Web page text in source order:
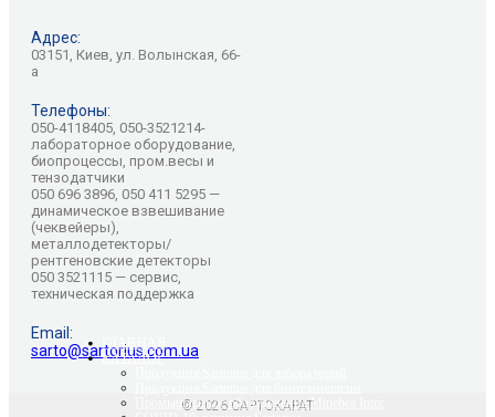
Адрес:
03151, Киев, ул. Волынская, 66-
а
Телефоны:
050-4118405, 050-3521214-
лабораторное оборудование,
биопроцессы, пром.весы и
тензодатчики
050 696 3896, 050 411 5295 —
динамическое взвешивание
(чеквейеры),
металлодетекторы/
рентгеновские детекторы
050 3521115 — сервис,
техническая поддержка
Email:
sarto@sartorius.com.ua
© 2026 САРТОКАРАТ
ГЛАВНАЯ
КАТАЛОГ
Промышленное оборудование Minebea Intec